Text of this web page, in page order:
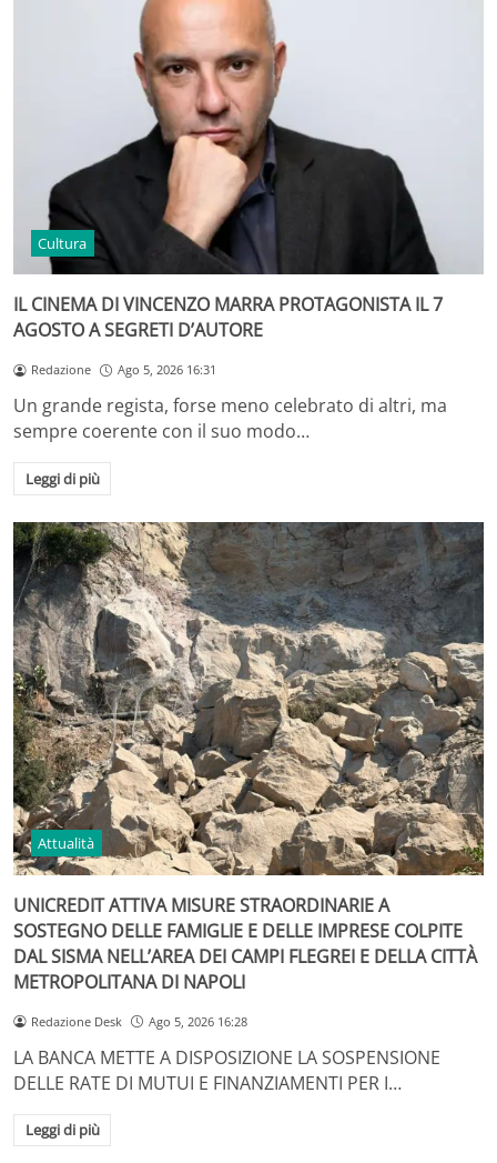
Cultura
IL CINEMA DI VINCENZO MARRA PROTAGONISTA IL 7
AGOSTO A SEGRETI D’AUTORE
Redazione Ago 5, 2026 16:31
Un grande regista, forse meno celebrato di altri, ma
sempre coerente con il suo modo…
Leggi di più
Attualità
UNICREDIT ATTIVA MISURE STRAORDINARIE A
SOSTEGNO DELLE FAMIGLIE E DELLE IMPRESE COLPITE
DAL SISMA NELL’AREA DEI CAMPI FLEGREI E DELLA CITTÀ
METROPOLITANA DI NAPOLI
Redazione Desk Ago 5, 2026 16:28
LA BANCA METTE A DISPOSIZIONE LA SOSPENSIONE
DELLE RATE DI MUTUI E FINANZIAMENTI PER I…
Leggi di più